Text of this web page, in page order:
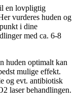
en lovpligtig
vurderes huden og
i dine
med ca. 6-8
huden optimalt kan
mulige effekt.
og evt. antibiotisk
laser behandlingen.